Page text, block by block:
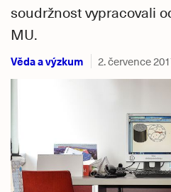
soudržnost vypracovali
MU.
Věda a výzkum 2. července